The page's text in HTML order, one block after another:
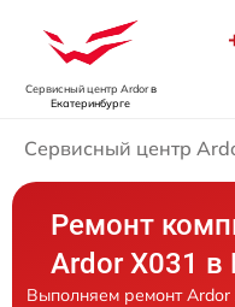
Сервисный центр Ardorв
Екатеринбурге
Сервисный центр
Ремонт
Ardor X031 в
Выполняем ремонт Ardor